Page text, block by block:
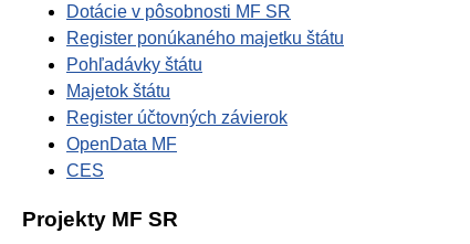
Dotácie v pôsobnosti MF SR
Register ponúkaného majetku štátu
Pohľadávky štátu
Majetok štátu
Register účtovných závierok
OpenData MF
CES
Projekty MF SR